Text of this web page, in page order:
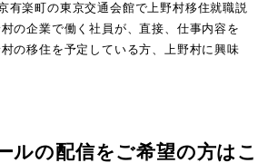
有楽町の東京交通会館で上野村移住就職説
の企業で働く社員が、直接、仕事内容を
の移住を予定している方、上野村に興味
ルの配信をご希望の方はこ